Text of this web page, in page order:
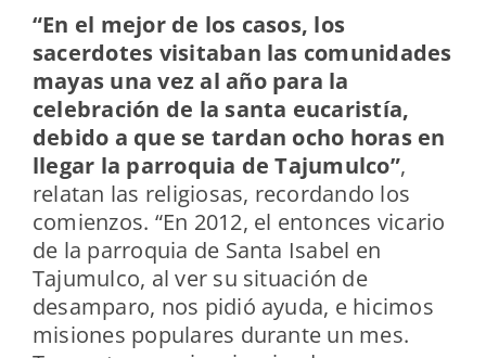
“En el mejor de los casos, los
sacerdotes visitaban las comunidades
mayas una vez al año para la
celebración de la santa eucaristía,
debido a que se tardan ocho horas en
llegar la parroquia de Tajumulco”,
relatan las religiosas, recordando los
comienzos. “En 2012, el entonces vicario
de la parroquia de Santa Isabel en
Tajumulco, al ver su situación de
desamparo, nos pidió ayuda, e hicimos
misiones populares durante un mes.